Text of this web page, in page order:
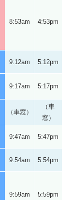
8:53am 4:53pm
9:12am 5:12pm
9:17am 5:17pm
（車窓）
（車
窓）
9:47am 5:47pm
9:54am 5:54pm
9:59am 5:59pm